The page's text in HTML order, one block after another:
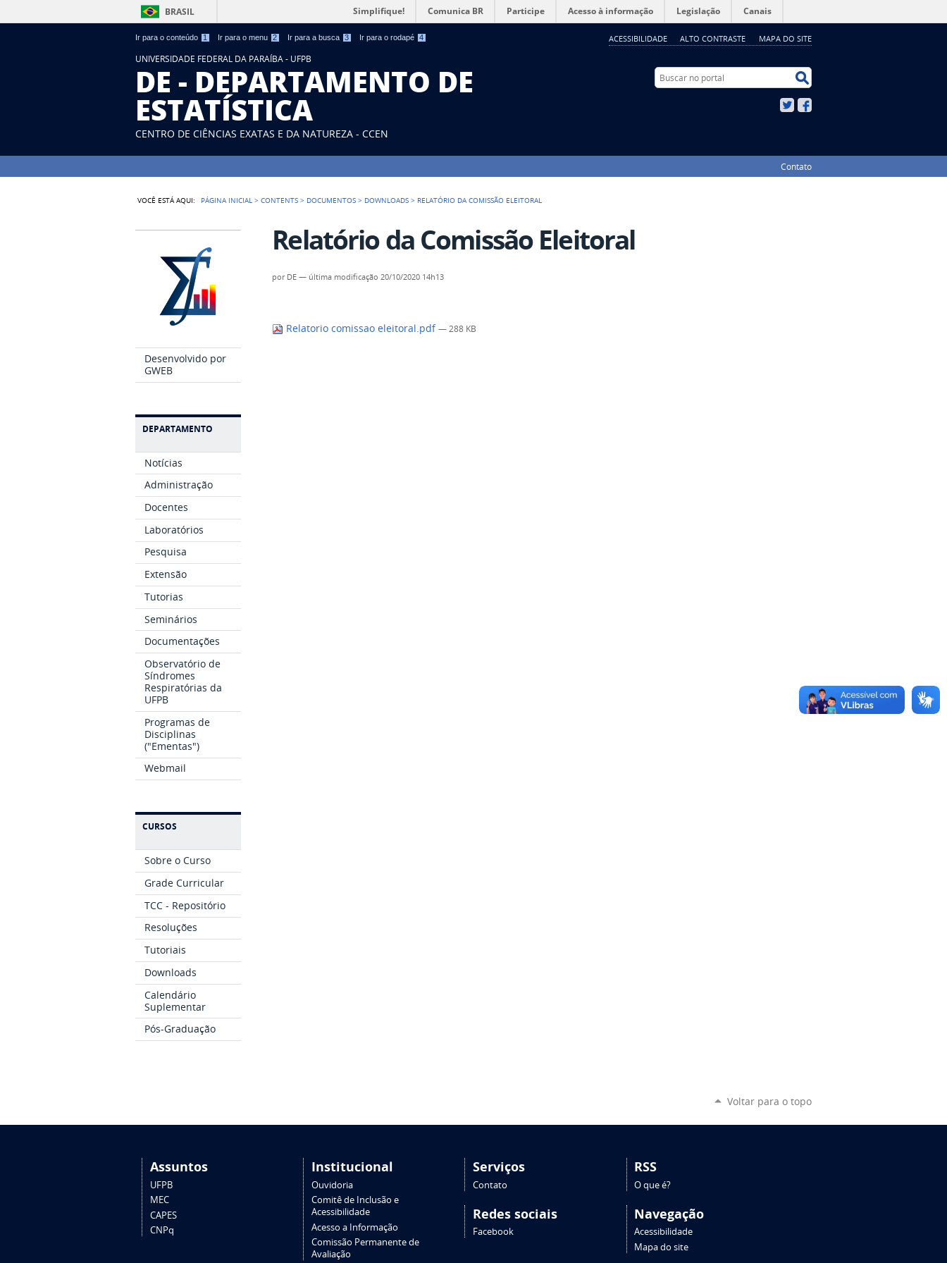
Ir para o conteúdo 1 Ir para o menu 2 Ir para a busca 3 Ir para o rodapé 4 ACESSIBILIDADE ALTO CONTRASTE MAPA DO SITE
BRASIL Simplifique! Comunica BR Participe Acesso à informação Legislação Canais
UNIVERSIDADE FEDERAL DA PARAÍBA - UFPB
DE - DEPARTAMENTO DE
ESTATÍSTICA
CENTRO DE CIÊNCIAS EXATAS E DA NATUREZA - CCEN
Buscar no portal
Twitter
Contato
VOCÊ ESTÁ AQUI: PÁGINA INICIAL >CONTENTS > DOCUMENTOS > DOWNLOADS > RELATÓRIO DA COMISSÃO ELEITORAL
Desenvolvido por
GWEB
DEPARTAMENTO
Notícias
Administração
Docentes
Laboratórios
Pesquisa
Extensão
Tutorias
Seminários
Documentações
Observatório de
Síndromes
Respiratórias da
UFPB
Programas de
Disciplinas
("Ementas")
Webmail
CURSOS
Sobre o Curso
Grade Curricular
TCC - Repositório
Resoluções
Tutoriais
Downloads
Calendário
Suplementar
Pós-Graduação
Relatório da Comissão Eleitoral
por DE — última modificação 20/10/2020 14h13
Relatorio comissao eleitoral.pdf— 288 KB
Voltar para o topo
Assuntos
UFPB
MEC
CAPES
CNPq
Institucional
Ouvidoria
Comitê de Inclusão e
Acessibilidade
Acesso a Informação
Comissão Permanente de
Avaliação
Serviços
Contato
Redes sociais
Facebook
RSS
O que é?
Navegação
Acessibilidade
Mapa do site